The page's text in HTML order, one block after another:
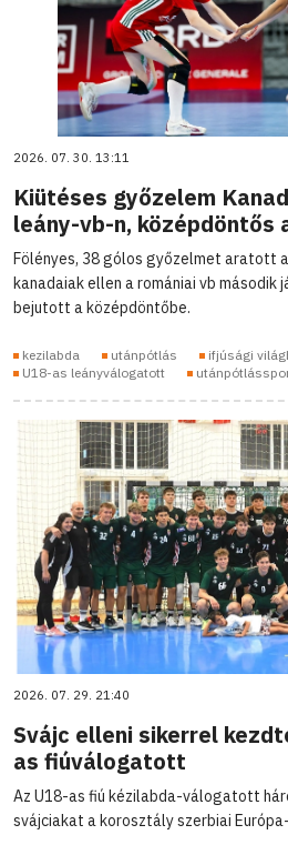
2026. 07. 30. 13:11
Kiütéses győzelem
leány-vb-n, középdöntős
Fölényes, 38 gólos győzelmet aratott
kanadaiak ellen a romániai vb második
bejutott a középdöntőbe.
kezilabda utánpótlás
ifjúsági
U18-as leányválogatott
2026. 07. 29. 21:40
Svájc elleni sikerrel
as fiúválogatott
Az U18-as fiú kézilabda-válogatott
svájciakat a korosztály szerbiai